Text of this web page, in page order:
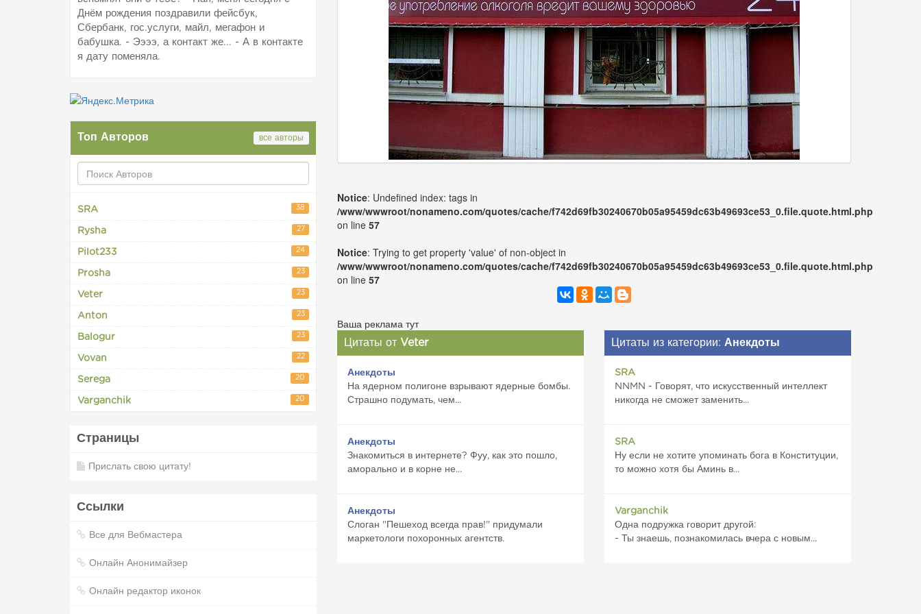
Днём рождения поздравили фейсбук,
Сбербанк, гос.услуги, майл, мегафон и
бабушка. - Ээээ, а контакт же... - А в контакте
я дату поменяла.
Топ Авторов все авторы
SRA 38
Rysha 27
Pilot233 24
Prosha 23
Veter 23
Anton 23
Balogur 23
Vovan 22
Serega 20
Varganchik 20
Страницы
Прислать свою цитату!
Ссылки
Все для Вебмастера
Онлайн Анонимайзер
Онлайн редактор иконок
Notice: Undefined index: tags in
/www/wwwroot/nonameno.com/quotes/cache/f742d69fb30240670b05a95459dc63b49693ce53_0.file.quote.html.php
on line 57
Notice: Trying to get property 'value' of non-object in
/www/wwwroot/nonameno.com/quotes/cache/f742d69fb30240670b05a95459dc63b49693ce53_0.file.quote.html.php
on line 57
Ваша реклама тут
Цитаты от Veter
Анекдоты
На ядерном полигоне взрывают ядерные бомбы.
Страшно подумать, чем...
Анекдоты
Знакомиться в интернете? Фуу, как это пошло,
аморально и в корне не...
Анекдоты
Слоган "Пешеход всегда прав!" придумали
маркетологи похоронных агентств.
Цитаты из категории: Анекдоты
SRA
NNMN - Говорят, что искусственный интеллект
никогда не сможет заменить...
SRA
Ну если не хотите упоминать бога в Конституции,
то можно хотя бы Аминь в...
Varganchik
Одна подружка говорит другой:
- Ты знаешь, познакомилась вчера с новым...